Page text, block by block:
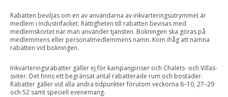
Rabatten beviljas om en av användarna av inkvarteringsutrymmet är
medlem i Industrifacket. Rättigheten till rabatten bevisas med
medlemskortet när man använder tjänsten. Bokningen ska göras på
medlemmens eller personalmedlemmens namn. Kom ihåg att nämna
rabatten vid bokningen.
Inkvarteringsrabatter gäller ej för kampanjpriser och Chalets- och Villas-
sviter. Det finns ett begränsat antal rabatterade rum och bostäder.
Rabatter gäller vid alla andra tidpunkter förutom veckorna 8–10, 27–29
och 52 samt speciell evenemang.